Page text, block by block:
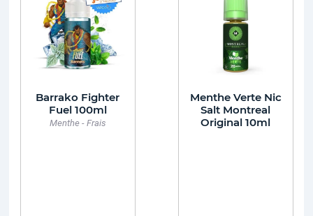
Barrako Fighter
Fuel 100ml
Menthe - Frais
Menthe Verte Nic
Salt Montreal
Original 10ml